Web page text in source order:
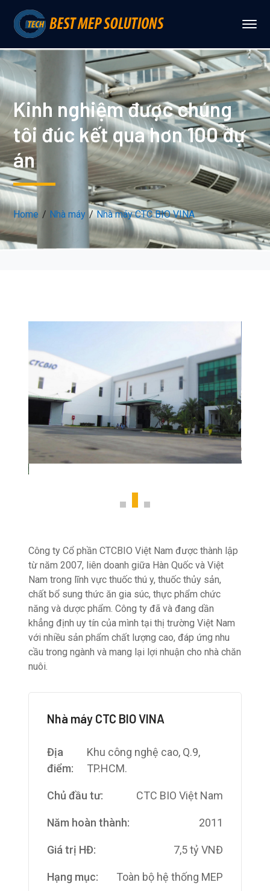
Kinh nghiệm được chúng
tôi đúc kết qua hơn 100 dự
án
Home Nhà máy Nhà máy CTC BIO VINA
Công ty Cổ phần CTCBIO Việt Nam được thành lập
từ năm 2007, liên doanh giữa Hàn Quốc và Việt
Nam trong lĩnh vực thuốc thú y, thuốc thủy sản,
chất bổ sung thức ăn gia súc, thực phẩm chức
năng và dược phẩm. Công ty đã và đang dần
khẳng định uy tín của mình tại thị trường Việt Nam
với nhiều sản phẩm chất lượng cao, đáp ứng nhu
cầu trong ngành và mang lại lợi nhuận cho nhà chăn
nuôi.
Nhà máy CTC BIO VINA
Địa
điểm:
Khu công nghệ cao, Q.9,
TP.HCM.
Chủ đầu tư: CTC BIO Việt Nam
Năm hoàn thành: 2011
Giá trị HĐ: 7,5 tỷ VNĐ
Hạng mục: Toàn bộ hệ thống MEP